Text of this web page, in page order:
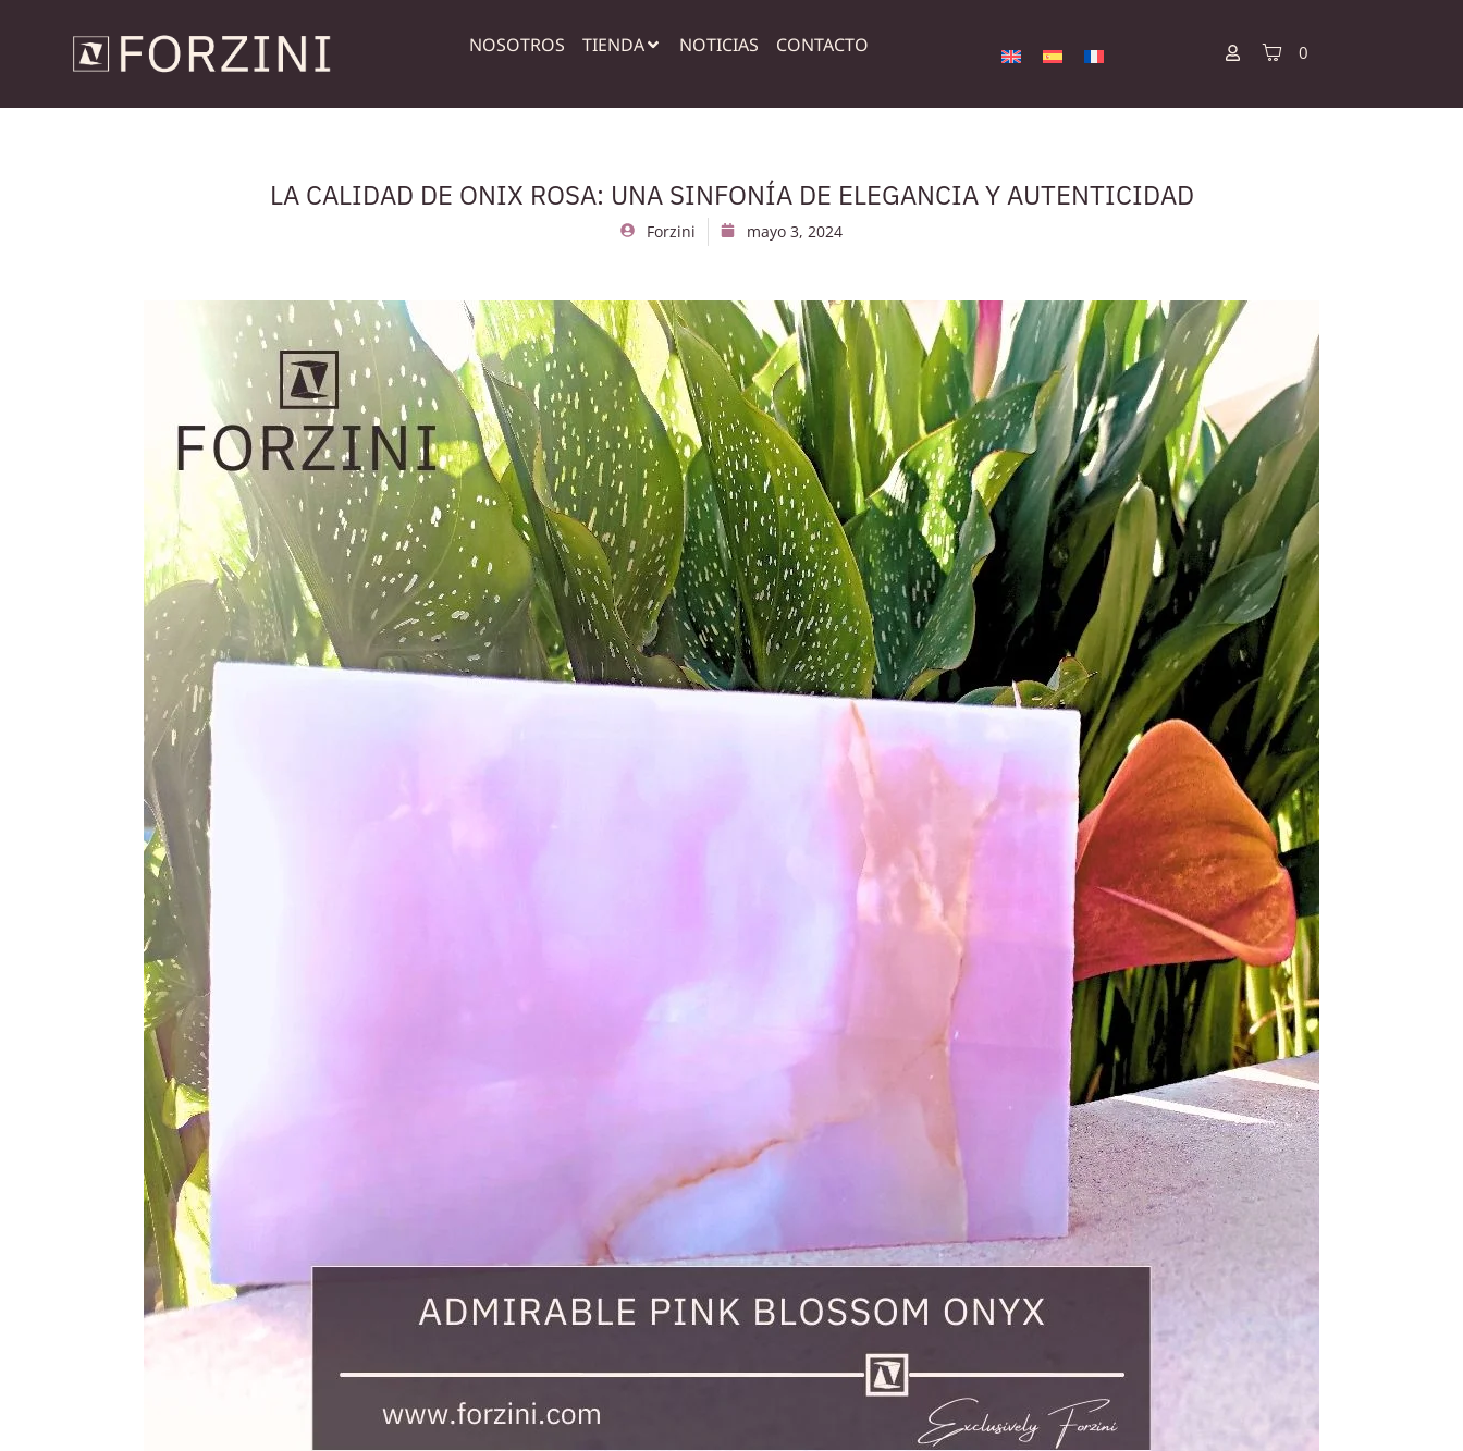
NOSOTROS TIENDA NOTICIAS CONTACTO 0
LA CALIDAD DE ONIX ROSA: UNA SINFONÍA DE ELEGANCIA Y AUTENTICIDAD
Forzini mayo 3, 2024